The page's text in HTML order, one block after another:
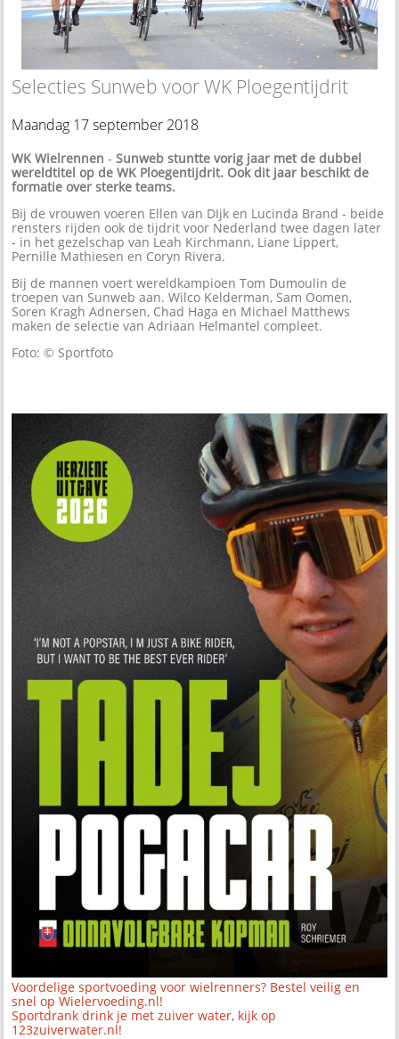
Selecties Sunweb voor WK Ploegentijdrit
Maandag 17 september 2018
WK Wielrennen -Sunweb stuntte vorig jaar met de dubbel
wereldtitel op de WK Ploegentijdrit. Ook dit jaar beschikt de
formatie over sterke teams.
Bij de vrouwen voeren Ellen van DIjk en Lucinda Brand - beide
rensters rijden ook de tijdrit voor Nederland twee dagen later
- in het gezelschap van Leah Kirchmann, Liane Lippert,
Pernille Mathiesen en Coryn Rivera.
Bij de mannen voert wereldkampioen Tom Dumoulin de
troepen van Sunweb aan. Wilco Kelderman, Sam Oomen,
Soren Kragh Adnersen, Chad Haga en Michael Matthews
maken de selectie van Adriaan Helmantel compleet.
Foto: © Sportfoto
Voordelige sportvoeding voor wielrenners? Bestel veilig en
snel op Wielervoeding.nl!
Sportdrank drink je met zuiver water, kijk op
123zuiverwater.nl!